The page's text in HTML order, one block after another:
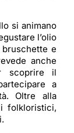
si animano
l’olio
bruschette e
anche
scoprire il
a
Oltre alla
folkloristici,